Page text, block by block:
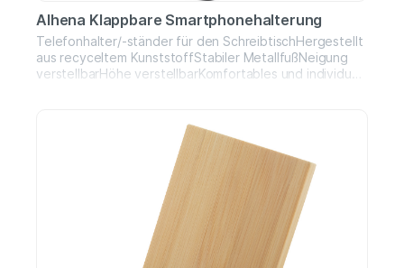
Alhena Klappbare Smartphonehalterung
Telefonhalter/-ständer für den SchreibtischHergestellt
aus recyceltem KunststoffStabiler MetallfußNeigung
verstellbarHöhe verstellbarKomfortables und individuell